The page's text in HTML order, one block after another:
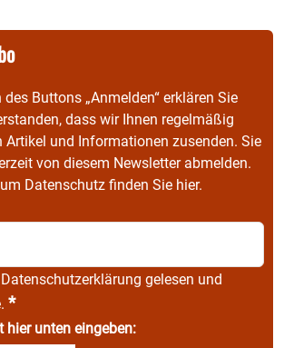
Buttons „Anmelden“ erklären Sie
dass wir Ihnen regelmäßig
Artikel und Informationen zusenden. Sie
von diesem Newsletter abmelden.
Datenschutz finden Sie hier.
Datenschutzerklärung gelesen und
*
hier unten eingeben: